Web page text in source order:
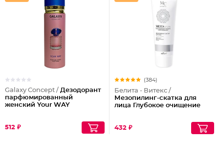
Galaxy Concept / Дезодорант
парфюмированный
женский Your WAY
512 ₽
(384)
Белита - Витекс /
Мезопилинг-скатка для
лица Глубокое очищение
432 ₽